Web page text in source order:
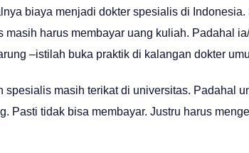
biaya menjadi dokter spesialis di Indonesia.
masih harus membayar uang kuliah. Padahal
–istilah buka praktik di kalangan dokter
masih terikat di universitas. Padahal
Pasti tidak bisa membayar. Justru harus